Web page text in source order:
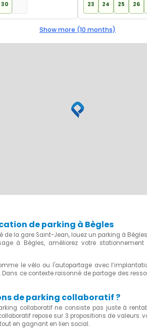
30 23 24 25 26
Show more (10 months)
de parking à Bègles
de la gare Saint-Jean, louez un parking à
à Bègles, améliorez votre
le vélo ou l'autopartage avec
ce contexte raisonné de partage des
de parking collaboratif ?
collaboratif ne consiste pas juste à
repose sur 3 propositions de valeurs.
en gagnant en lien social.